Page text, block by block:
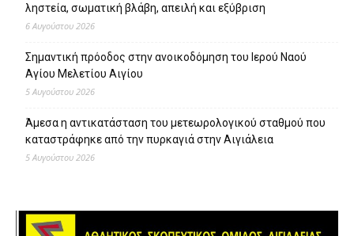
ληστεία, σωματική βλάβη, απειλή και εξύβριση
6 Αυγούστου 2026
Σημαντική πρόοδος στην ανοικοδόμηση του Ιερού Ναού
Αγίου Μελετίου Αιγίου
5 Αυγούστου 2026
Άμεσα η αντικατάσταση του μετεωρολογικού σταθμού που
καταστράφηκε από την πυρκαγιά στην Αιγιάλεια
5 Αυγούστου 2026